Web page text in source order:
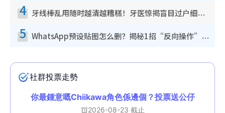
4 牙线棒乱用随时越清越糟糕！牙医惊揭盲目过户细菌恐致蛀牙：这种才是日常真保养
5 WhatsApp预设贴图怎么删？揭秘1招“反向操作”还原简洁界面 附3步实测教程